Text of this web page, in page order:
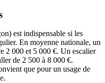
est indispensable si les
En moyenne nationale, un
2 000 et 5 000 €. Un escalier
de 2 500 à 8 000 €.
que pour un usage de